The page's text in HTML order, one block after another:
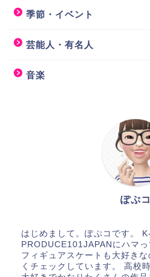
季節・イベント
芸能人・有名人
音楽
ぽぷコ
はじめまして。ぽぷコです。
PRODUCE101JAPANにハマっ
フィギュアスケートも大好き
くチェックしています。 高校